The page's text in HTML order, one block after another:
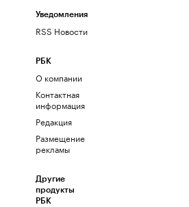
Уведомления
RSS Новости
РБК
О компании
Контактная
информация
Редакция
Размещение
рекламы
Другие
продукты
РБК